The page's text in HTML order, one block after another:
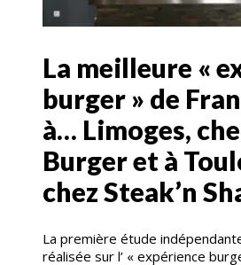
La meilleure «
burger » de
à… Limoges,
Burger et à
chez Steak’n
La première étude
réalisée sur l’ « expérience